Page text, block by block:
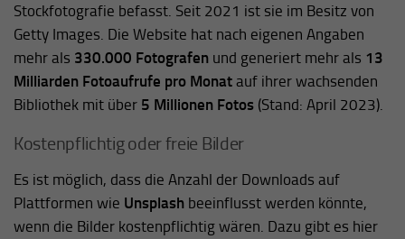
Stockfotografie befasst. Seit 2021 ist sie im Besitz von
Getty Images. Die Website hat nach eigenen Angaben
mehr als 330.000 Fotografen und generiert mehr als 13
Milliarden Fotoaufrufe pro Monat auf ihrer wachsenden
Bibliothek mit über 5 Millionen Fotos (Stand: April 2023).
Kostenpflichtig oder freie Bilder
Es ist möglich, dass die Anzahl der Downloads auf
Plattformen wie Unsplash beeinflusst werden könnte,
wenn die Bilder kostenpflichtig wären. Dazu gibt es hier